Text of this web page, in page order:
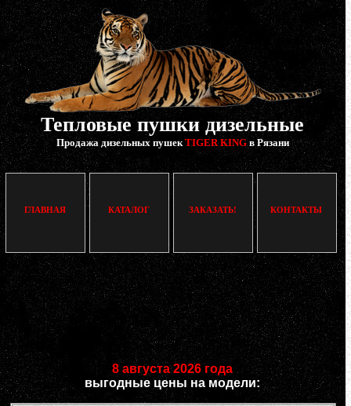
Тепловые пушки дизельные
Продажа дизельных пушекTIGER KINGв Рязани
ГЛАВНАЯ КАТАЛОГ ЗАКАЗАТЬ! КОНТАКТЫ
8 августа 2026 года
выгодные цены на модели: